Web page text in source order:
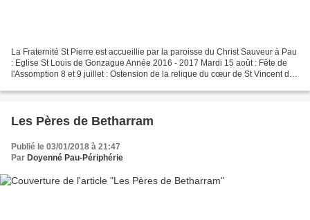
La Fraternité St Pierre est accueillie par la paroisse du Christ Sauveur à Pau
: Eglise St Louis de Gonzague Année 2016 - 2017 Mardi 15 août : Fête de
l'Assomption 8 et 9 juillet : Ostension de la relique du cœur de St Vincent de
Les Pères de Betharram
Publié le 03/01/2018 à 21:47
Par Doyenné Pau-Périphérie